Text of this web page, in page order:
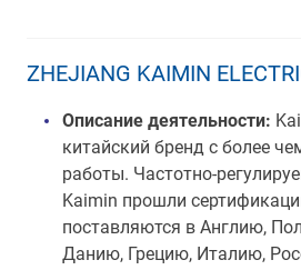
ZHEJIANG KAIMIN
Описание деятельности:
китайский бренд с более
работы. Частотно-
Kaimin прошли
поставляются в Англию,
Данию, Грецию, Италию,